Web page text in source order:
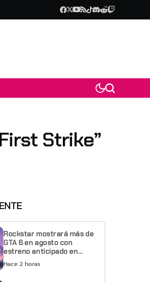
Strike”
Rockstar mostrará más de
GTA 6 en agosto con
estreno anticipado en
Netflix
Hace 2 horas